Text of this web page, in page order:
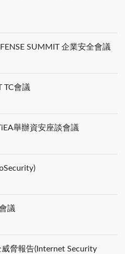
SUMMIT 企業安全會議
TC會議
舉辦資安座談會議
議
脅報告(Internet Security